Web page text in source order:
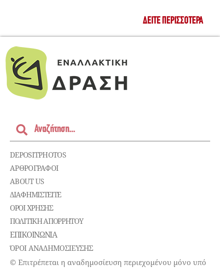
ΔΕΊΤΕ ΠΕΡΙΣΣΌΤΕΡΑ
DEPOSITPHOTOS
ΑΡΘΡΟΓΡΑΦΟΙ
ABOUT US
ΔΙΑΦΗΜΙΣΤΕΊΤΕ
ΌΡΟΙ ΧΡΉΣΗΣ
ΠΟΛΙΤΙΚΉ ΑΠΟΡΡΉΤΟΥ
ΕΠΙΚΟΙΝΩΝΊΑ
ΌΡΟΙ ΑΝΑΔΗΜΟΣΙΕΥΣΗΣ
© Επιτρέπεται η αναδημοσίευση περιεχομένου μόνο υπό